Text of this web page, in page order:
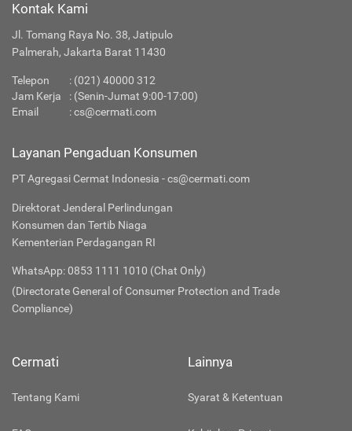
Kontak Kami
Jl. Tomang Raya No. 38, Jatipulo
Palmerah, Jakarta Barat 11430
Telepon : (021) 40000 312
Jam Kerja
: (Senin-Jumat 9:00-17:00)
Email
:cs@cermati.com
Layanan Pengaduan Konsumen
PT Agregasi Cermat Indonesia - cs@cermati.com
Direktorat Jenderal Perlindungan
Konsumen dan Tertib Niaga
Kementerian Perdagangan RI
WhatsApp: 0853 1111 1010 (Chat Only)
(Directorate General of Consumer Protection and Trade
Compliance)
Cermati
Tentang Kami
Lainnya
Syarat & Ketentuan